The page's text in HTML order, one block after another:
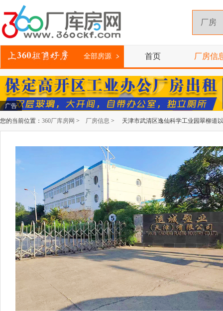
全部房源 首页 厂房信
广告
您的当前位置： 360厂库房网 > 厂房信息 > 天津市武清区逸仙科学工业园翠柳道